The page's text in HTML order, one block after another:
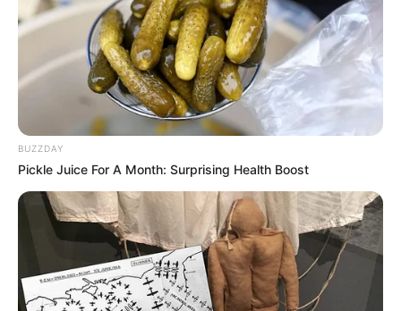
BUZZDAY
Pickle Juice For A Month: Surprising Health Boost